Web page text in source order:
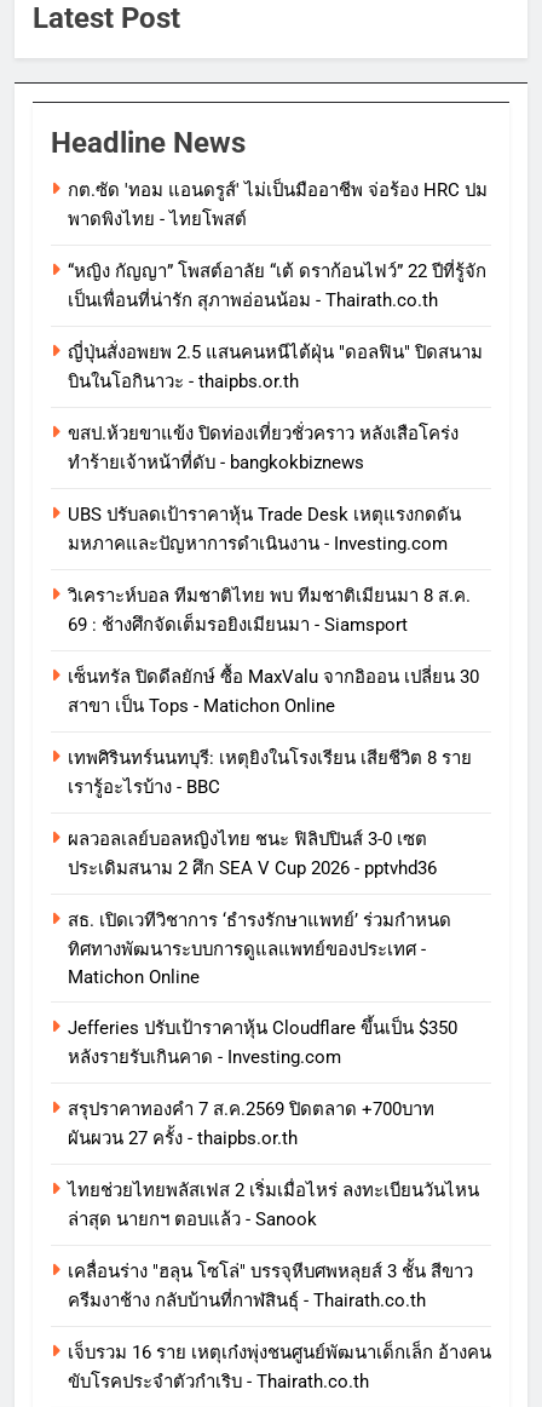
Latest Post
Headline News
กต.ซัด 'ทอม แอนดรูส์' ไม่เป็นมืออาชีพ จ่อร้อง HRC ปม
พาดพิงไทย - ไทยโพสต์
“หญิง กัญญา” โพสต์อาลัย “เต้ ดราก้อนไฟว์” 22 ปีที่รู้จัก
เป็นเพื่อนที่น่ารัก สุภาพอ่อนน้อม - Thairath.co.th
ญี่ปุ่นสั่งอพยพ 2.5 แสนคนหนีไต้ฝุ่น "ดอลฟิน" ปิดสนาม
บินในโอกินาวะ - thaipbs.or.th
ขสป.ห้วยขาแข้ง ปิดท่องเที่ยวชั่วคราว หลังเสือโคร่ง
ทำร้ายเจ้าหน้าที่ดับ - bangkokbiznews
UBS ปรับลดเป้าราคาหุ้น Trade Desk เหตุแรงกดดัน
มหภาคและปัญหาการดําเนินงาน - Investing.com
วิเคราะห์บอล ทีมชาติไทย พบ ทีมชาติเมียนมา 8 ส.ค.
69 : ช้างศึกจัดเต็มรอยิงเมียนมา - Siamsport
เซ็นทรัล ปิดดีลยักษ์ ซื้อ MaxValu จากอิออน เปลี่ยน 30
สาขา เป็น Tops - Matichon Online
เทพศิรินทร์นนทบุรี: เหตุยิงในโรงเรียน เสียชีวิต 8 ราย
เรารู้อะไรบ้าง - BBC
ผลวอลเลย์บอลหญิงไทย ชนะ ฟิลิปปินส์ 3-0 เซต
ประเดิมสนาม 2 ศึก SEA V Cup 2026 - pptvhd36
สธ. เปิดเวทีวิชาการ ‘ธำรงรักษาแพทย์’ ร่วมกำหนด
ทิศทางพัฒนาระบบการดูแลแพทย์ของประเทศ -
Matichon Online
Jefferies ปรับเป้าราคาหุ้น Cloudflare ขึ้นเป็น $350
หลังรายรับเกินคาด - Investing.com
สรุปราคาทองคำ 7 ส.ค.2569 ปิดตลาด +700บาท
ผันผวน 27 ครั้ง - thaipbs.or.th
ไทยช่วยไทยพลัสเฟส 2 เริ่มเมื่อไหร่ ลงทะเบียนวันไหน
ล่าสุด นายกฯ ตอบแล้ว - Sanook
เคลื่อนร่าง "ฮลุน โซโล่" บรรจุหีบศพหลุยส์ 3 ชั้น สีขาว
ครีมงาช้าง กลับบ้านที่กาฬสินธุ์ - Thairath.co.th
เจ็บรวม 16 ราย เหตุเก๋งพุ่งชนศูนย์พัฒนาเด็กเล็ก อ้างคน
ขับโรคประจำตัวกำเริบ - Thairath.co.th